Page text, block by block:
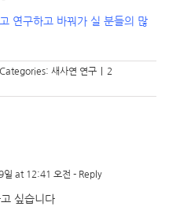
연구하고 바꿔가 실 분들의 많
Categories: 새사연 연구
2
일 at 12:41 오전 - Reply
싶습니다